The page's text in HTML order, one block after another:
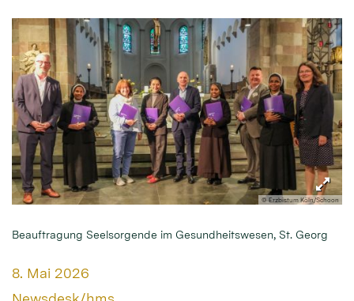
© Erzbistum Köln/Schoon
Beauftragung Seelsorgende im Gesundheitswesen, St. Georg
Datum:
8. Mai 2026
Von: